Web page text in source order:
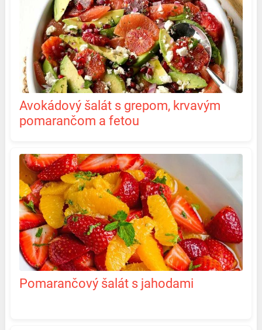
Avokádový šalát s grepom, krvavým
pomarančom a fetou
Pomarančový šalát s jahodami